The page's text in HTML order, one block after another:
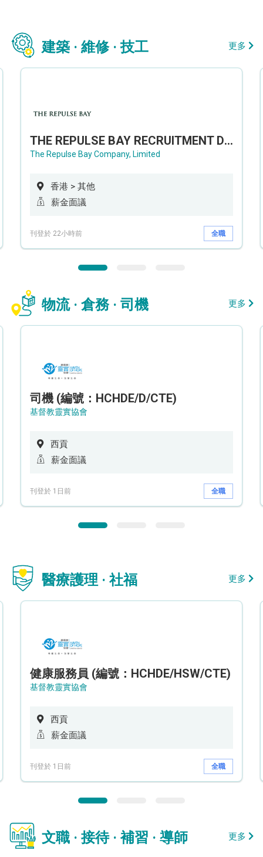
建築 · 維修 · 技工 更多
THE REPULSE BAY RECRUITMENT DAY 淺水灣影灣園人才招聘會
The Repulse Bay Company, Limited
香港 > 其他
薪金面議
刊登於 22小時前 全職
物流 · 倉務 · 司機 更多
司機 (編號：HCHDE/D/CTE)
基督教靈實協會
西貢
薪金面議
刊登於 1日前 全職
醫療護理 · 社福 更多
健康服務員 (編號：HCHDE/HSW/CTE)
基督教靈實協會
西貢
薪金面議
刊登於 1日前 全職
文職 · 接待 · 補習 · 導師 更多